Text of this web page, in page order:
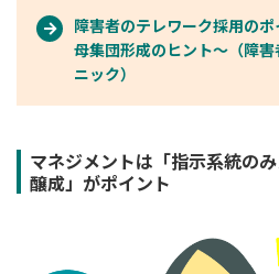
障害者のテレワーク採用の
母集団形成のヒント～（障
ニック）
マネジメントは「指示系統の
醸成」がポイント